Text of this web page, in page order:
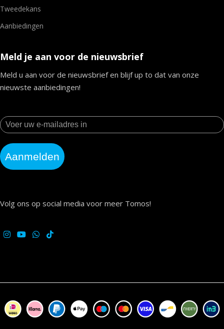
Tweedekans
Aanbiedingen
Meld je aan voor de nieuwsbrief
Meld u aan voor de nieuwsbrief en blijf up to dat van onze
nieuwste aanbiedingen!
Aanmelden
Volg ons op social media voor meer Tomos!